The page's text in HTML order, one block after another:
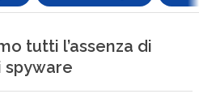
tutti l’assenza di
spyware